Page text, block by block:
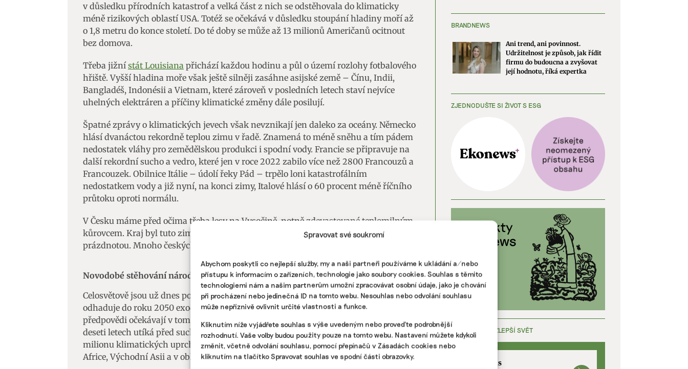
Spravovat své soukromí
Abychom poskytli co nejlepší služby, my a naši partneři používáme k ukládání a/nebo
přístupu k informacím o zařízeních, technologie jako soubory cookies. Souhlas s těmito
technologiemi nám a našim partnerům umožní zpracovávat osobní údaje, jako je chování
při procházení nebo jedinečná ID na tomto webu. Nesouhlas nebo odvolání souhlasu
může nepříznivě ovlivnit určité vlastnosti a funkce.
Kliknutím níže vyjádřete souhlas s výše uvedeným nebo proveďte podrobnější
rozhodnutí. Vaše volby budou použity pouze na tomto webu. Nastavení můžete kdykoli
změnit, včetně odvolání souhlasu, pomocí přepínačů v Zásadách cookies nebo
kliknutím na tlačítko Spravovat souhlas ve spodní části obrazovky.
v důsledku přírodních katastrof a velká část z nich se odstěhovala do klimaticky
méně rizikových oblastí USA. Totéž se očekává v důsledku stoupání hladiny moří až
o 1,8 metru do konce století. Do té doby se může až 13 milionů Američanů ocitnout
bez domova.
Třeba jižní stát Louisiana přichází každou hodinu a půl o území rozlohy fotbalového
hřiště. Vyšší hladina moře však ještě silněji zasáhne asijské země – Čínu, Indii,
Bangladéš, Indonésii a Vietnam, které zároveň v posledních letech staví nejvíce
uhelných elektráren a příčiny klimatické změny dále posilují.
Špatné zprávy o klimatických jevech však nevznikají jen daleko za oceány. Německo
hlásí dvanáctou rekordně teplou zimu v řadě. Znamená to méně sněhu a tím pádem
nedostatek vláhy pro zemědělskou produkci i spodní vody. Francie se připravuje na
další rekordní sucho a vedro, které jen v roce 2022 zabilo více než 2800 Francouzů a
Francouzek. Obilnice Itálie – údolí řeky Pád – trpělo loni katastrofálním
nedostatkem vody a již nyní, na konci zimy, Italové hlásí o 60 procent méně říčního
průtoku oproti normálu.
V Česku máme před očima třeba lesy na Vysočině, notně zdevastované teplomilným
kůrovcem. Kraj byl tuto zimu v podstatě bez sněhu a zdejší běžkařské stopy zely
prázdnotou. Mnoho českých regionů čeká letos další rekordně suchý rok.
Novodobé stěhování národů do roku 2050
Celosvětově jsou už dnes počty klimatických uprchlíků alarmující. Světová banka
odhaduje do roku 2050 exodus až 216 milionů klimatických uprchlíků, jiné
předpovědi očekávají v tomtéž horizontu až 1,2 miliardy lidí v pohybu. V posledních
deseti letech utíká před suchem, bouřemi a nedostatkem potravin každý rok 21,6
milionu klimatických uprchlíků, zejména z regionů na Blízkém Východě, v severní
Africe, Východní Asii a v oblasti Pacifiku.
BRANDNEWS
Ani trend, ani povinnost.
Udržitelnost je způsob, jak řídit
firmu do budoucna a zvyšovat
její hodnotu, říká expertka
ZJEDNODUŠTE SI ŽIVOT S ESG
PRÁCE, KTERÁ ZLEPŠÍ SVĚT
mutualus